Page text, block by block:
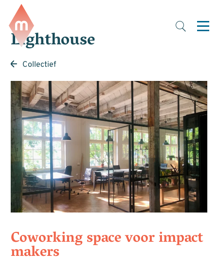
Lighthouse
Collectief
Coworking space voor impact
makers